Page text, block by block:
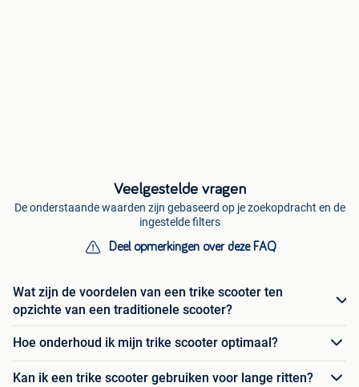
Veelgestelde vragen
De onderstaande waarden zijn gebaseerd op je zoekopdracht en de
ingestelde filters
Deel opmerkingen over deze FAQ
Wat zijn de voordelen van een trike scooter ten
opzichte van een traditionele scooter?
Hoe onderhoud ik mijn trike scooter optimaal?
Kan ik een trike scooter gebruiken voor lange ritten?